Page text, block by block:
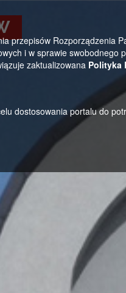
przepisów Rozporządzenia
i w sprawie
zaktualizowana Polityka
dostosowania portalu do